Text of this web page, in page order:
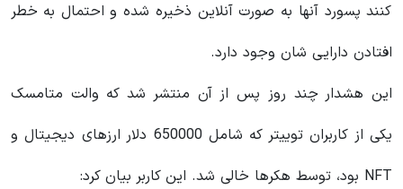
کنند پسورد آنها به صورت آنلاین ذخیره شده و احتمال به خطر
افتادن دارایی شان وجود دارد.
این هشدار چند روز پس از آن منتشر شد که والت متامسک
یکی از کاربران توییتر که شامل 650000 دلار ارزهای دیجیتال و
NFT بود، توسط هکرها خالی شد. این کاربر بیان کرد: